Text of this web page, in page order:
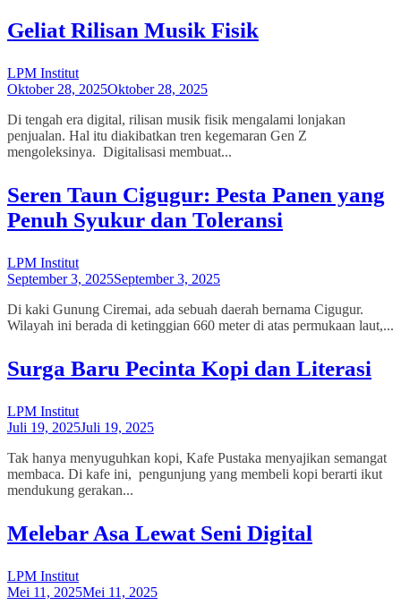
Geliat Rilisan Musik Fisik
LPM Institut
Oktober 28, 2025Oktober 28, 2025
Di tengah era digital, rilisan musik fisik mengalami lonjakan
penjualan. Hal itu diakibatkan tren kegemaran Gen Z
mengoleksinya. Digitalisasi membuat...
Seren Taun Cigugur: Pesta Panen yang
Penuh Syukur dan Toleransi
LPM Institut
September 3, 2025September 3, 2025
Di kaki Gunung Ciremai, ada sebuah daerah bernama Cigugur.
Wilayah ini berada di ketinggian 660 meter di atas permukaan laut,...
Surga Baru Pecinta Kopi dan Literasi
LPM Institut
Juli 19, 2025Juli 19, 2025
Tak hanya menyuguhkan kopi, Kafe Pustaka menyajikan semangat
membaca. Di kafe ini, pengunjung yang membeli kopi berarti ikut
mendukung gerakan...
Melebar Asa Lewat Seni Digital
LPM Institut
Mei 11, 2025Mei 11, 2025